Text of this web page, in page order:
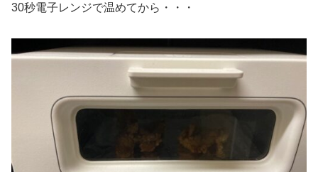
30秒電子レンジで温めてから・・・